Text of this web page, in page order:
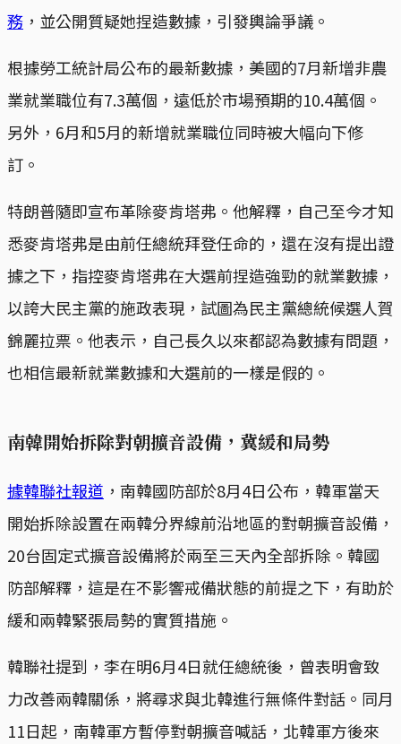
務 ，並公開質疑她捏造數據，引發輿論爭議。
根據勞工統計局公布的最新數據，美國的7月新增非農
業就業職位有7.3萬個，遠低於市場預期的10.4萬個。
另外，6月和5月的新增就業職位同時被大幅向下修
訂。
特朗普隨即宣布革除麥肯塔弗。他解釋，自己至今才知
悉麥肯塔弗是由前任總統拜登任命的，還在沒有提出證
據之下，指控麥肯塔弗在大選前捏造強勁的就業數據，
以誇大民主黨的施政表現，試圖為民主黨總統候選人賀
錦麗拉票。他表示，自己長久以來都認為數據有問題，
也相信最新就業數據和大選前的一樣是假的。
南韓開始拆除對朝擴音設備，冀緩和局勢
據韓聯社報道 ，南韓國防部於8月4日公布，韓軍當天
開始拆除設置在兩韓分界線前沿地區的對朝擴音設備，
20台固定式擴音設備將於兩至三天內全部拆除。韓國
防部解釋，這是在不影響戒備狀態的前提之下，有助於
緩和兩韓緊張局勢的實質措施。
韓聯社提到，李在明6月4日就任總統後，曾表明會致
力改善兩韓關係，將尋求與北韓進行無條件對話。同月
11日起，南韓軍方暫停對朝擴音喊話，北韓軍方後來